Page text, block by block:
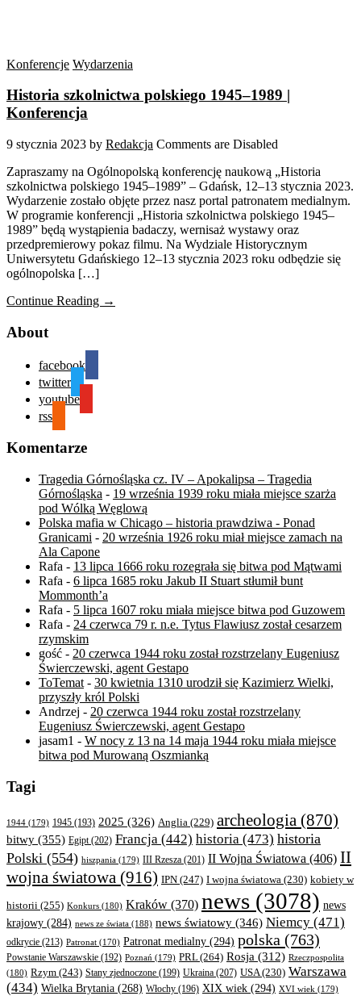
Konferencje Wydarzenia
Historia szkolnictwa polskiego 1945–1989 |
Konferencja
9 stycznia 2023 by Redakcja Comments are Disabled
Zapraszamy na Ogólnopolską konferencję naukową „Historia
szkolnictwa polskiego 1945–1989” – Gdańsk, 12–13 stycznia 2023.
Wydarzenie zostało objęte przez nasz portal patronatem medialnym.
W programie konferencji „Historia szkolnictwa polskiego 1945–
1989” będą wystąpienia badaczy, wernisaż wystawy oraz
przedpremierowy pokaz filmu. Na Wydziale Historycznym
Uniwersytetu Gdańskiego 12–13 stycznia 2023 roku odbędzie się
ogólnopolska […]
Continue Reading →
About
facebook
twitter
youtube
rss
Komentarze
Tragedia Górnośląska cz. IV – Apokalipsa – Tragedia
Górnośląska - 19 września 1939 roku miała miejsce szarża
pod Wólką Węglową
Polska mafia w Chicago – historia prawdziwa - Ponad
Granicami - 20 września 1926 roku miał miejsce zamach na
Ala Capone
Rafa - 13 lipca 1666 roku rozegrała się bitwa pod Mątwami
Rafa - 6 lipca 1685 roku Jakub II Stuart stłumił bunt
Mommonth’a
Rafa - 5 lipca 1607 roku miała miejsce bitwa pod Guzowem
Rafa - 24 czerwca 79 r. n.e. Tytus Flawiusz został cesarzem
rzymskim
gość - 20 czerwca 1944 roku został rozstrzelany Eugeniusz
Świerczewski, agent Gestapo
ToTemat - 30 kwietnia 1310 urodził się Kazimierz Wielki,
przyszły król Polski
Andrzej - 20 czerwca 1944 roku został rozstrzelany
Eugeniusz Świerczewski, agent Gestapo
jasam1 - W nocy z 13 na 14 maja 1944 roku miała miejsce
bitwa pod Murowaną Oszmianką
Tagi
1944 (179) 1945 (193) 2025 (326) Anglia (229) archeologia (870)
bitwy (355) Egipt(202) Francja (442) historia (473) historia
Polski (554) hiszpania (179) III Rzesza (201) II Wojna Światowa (406) II
wojna światowa (916) IPN (247) I wojna światowa (230) kobiety w
historii (255) Konkurs (180) Kraków (370) news (3078) news
krajowy (284) news ze świata (188) news światowy (346) Niemcy (471)
odkrycie (213) Patronat (170) Patronat medialny (294) polska (763)
Powstanie Warszawskie (192) Poznań (179) PRL(264) Rosja (312) Rzeczpospolita
(180) Rzym (243) Stany zjednoczone (199) Ukraina (207) USA(230) Warszawa
(434) Wielka Brytania (268) Włochy (196) XIX wiek (294) XVI wiek (179)